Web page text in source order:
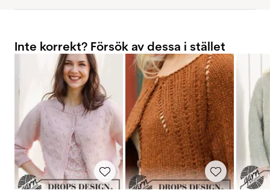
Inte korrekt? Försök av dessa i stället